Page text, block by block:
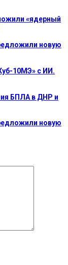
«ядерный
новую
10МЭ» с ИИ.
БПЛА в ДНР и
новую